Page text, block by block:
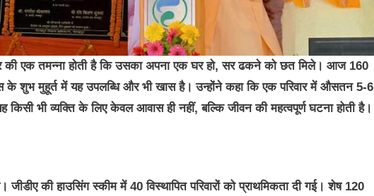
की एक तमन्ना होती है कि उसका अपना एक घर हो, सर ढकने को छत मिले। आज 160
के शुभ मुहूर्त में यह उपलब्धि और भी खास है। उन्होंने कहा कि एक परिवार में औसतन 5-6
किसी भी व्यक्ति के लिए केवल आवास ही नहीं, बल्कि जीवन की महत्वपूर्ण घटना होती है।
की हाउसिंग स्कीम में 40 विस्थापित परिवारों को प्राथमिकता दी गई। शेष 120